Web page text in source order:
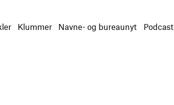
Klummer Navne- og bureaunyt Podcast